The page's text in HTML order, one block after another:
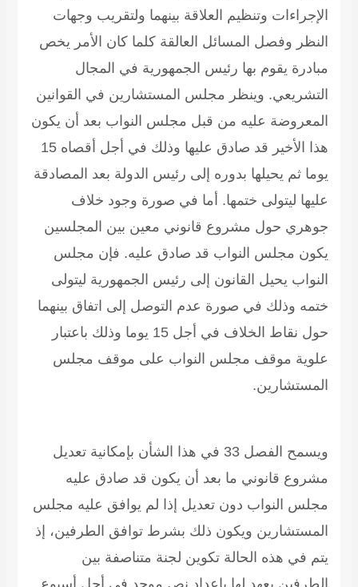
الإجراءات وتنظيم العلاقة بينهما ولتقريب وجهات
النظر وفصل المسائل العالقة كلما كان الأمر يخص
مبادرة يقوم بها رئيس الجمهورية في المجال
التشريعي. وينظر مجلس المستشارين في القوانين
المعروضة عليه من قبل مجلس النواب بعد أن يكون
هذا الأخير قد صادق عليها وذلك في أجل أقصاه 15
يوما ثم يحيلها بدوره إلى رئيس الدولة بعد المصادقة
عليها ليتولى ختمها. أما في صورة وجود خلاف
جوهري حول مشروع قانوني معين بين المجلسين
يكون مجلس النواب قد صادق عليه. فإن مجلس
النواب يحيل القانون إلى رئيس الجمهورية ليتولى
ختمه وذلك في صورة عدم التوصل إلى اتفاق بينهما
حول نقاط الخلاف في أجل 15 يوما وذلك باعتبار
علوية موقف مجلس النواب على موقف مجلس
المستشارين.
ويسمح الفصل 33 في هذا الشأن بإمكانية تعديل
مشروع قانوني ما بعد أن يكون قد صادق عليه
مجلس النواب دون تعديل إذا لم يوافق عليه مجلس
المستشارين ويكون ذلك بشرط توافق الطرفين، إذ
يتم في هذه الحالة تكوين لجنة متناصفة بين
الطرفين يعهد لها بإعداد نص موحد في أجل أسبوع